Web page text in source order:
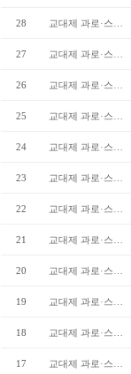
28
27
26
25
24
23
22
21
20
19
18
17